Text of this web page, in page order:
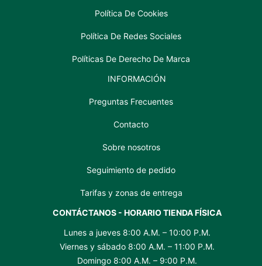
Política De Cookies
Política De Redes Sociales
Políticas De Derecho De Marca
INFORMACIÓN
Preguntas Frecuentes
Contacto
Sobre nosotros
Seguimiento de pedido
Tarifas y zonas de entrega
CONTÁCTANOS - HORARIO TIENDA FÍSICA
Lunes a jueves 8:00 A.M. – 10:00 P.M.
Viernes y sábado 8:00 A.M. – 11:00 P.M.
Domingo 8:00 A.M. – 9:00 P.M.